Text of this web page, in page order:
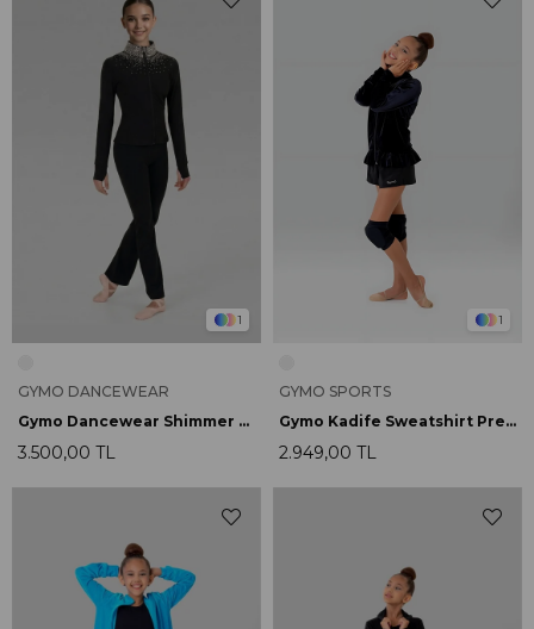
1
GYMO DANCEWEAR
Gymo Dancewear Shimmer Sweatshirt Black
3.500,00 TL
1
GYMO SPORTS
Gymo Kadife Sweatshirt Prenses Yaka Siyah
2.949,00 TL